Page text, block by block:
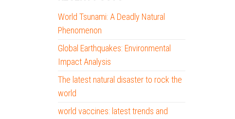
World Tsunami: A Deadly Natural
Phenomenon
Global Earthquakes: Environmental
Impact Analysis
The latest natural disaster to rock the
world
world vaccines: latest trends and